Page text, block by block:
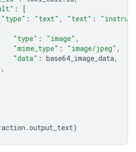
:
[
"type" : "text" , "text" :
"type" : "image" ,
"mime_type" : "image/jpeg" ,
"data" : base64_image_data,
.output_text)